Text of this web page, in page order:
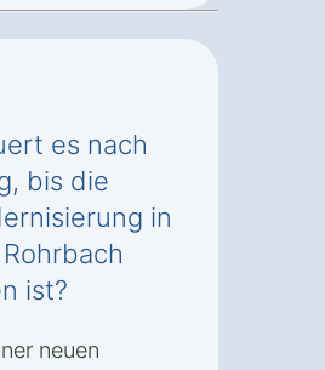
es nach
bis die
in
ist?
neuen